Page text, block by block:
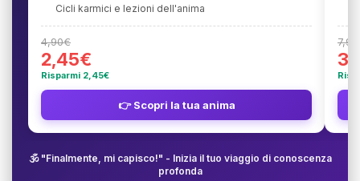
Cicli karmici e lezioni dell'anima
4,90€
2,45€
Risparmi 2,45€
👉 Scopri la tua anima
🕉️ "Finalmente, mi capisco!" - Inizia il tuo viaggio di conoscenza
profonda